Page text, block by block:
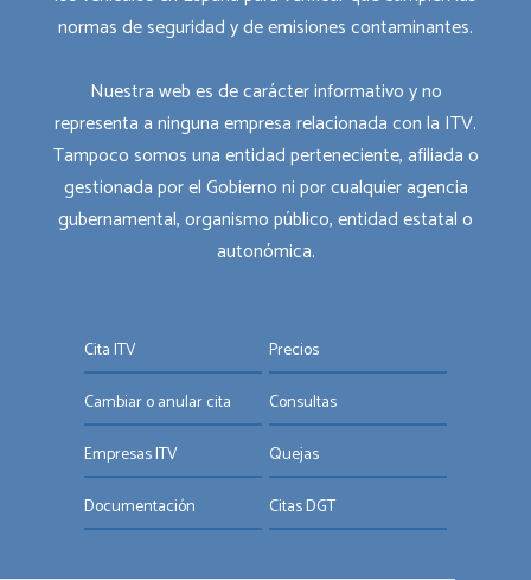
normas de seguridad y de emisiones contaminantes.
Nuestra web es de carácter informativo y no
representa a ninguna empresa relacionada con la ITV.
Tampoco somos una entidad perteneciente, afiliada o
gestionada por el Gobierno ni por cualquier agencia
gubernamental, organismo público, entidad estatal o
autonómica.
Cita ITV
Cambiar o anular cita
Empresas ITV
Documentación
Precios
Consultas
Quejas
Citas DGT